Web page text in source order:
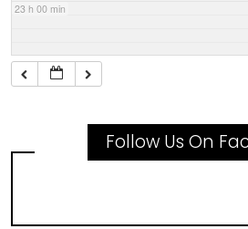
23 h 00 min
Follow Us On